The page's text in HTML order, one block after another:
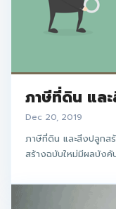
ภาษีที่ดิน แล
Dec 20, 2019
ภาษีที่ดิน และสิ่งปลูกส
สร้างฉบับใหม่มีผลบังคั